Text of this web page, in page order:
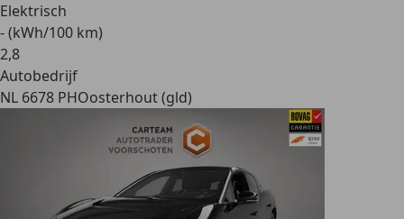
Elektrisch
- (kWh/100 km)
2,8
Autobedrijf
NL 6678 PHOosterhout (gld)